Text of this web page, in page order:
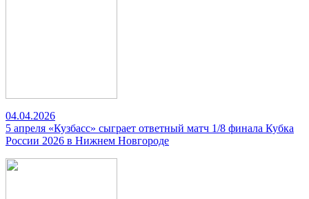
04.04.2026
5 апреля «Кузбасс» сыграет ответный матч 1/8 финала Кубка
России 2026 в Нижнем Новгороде